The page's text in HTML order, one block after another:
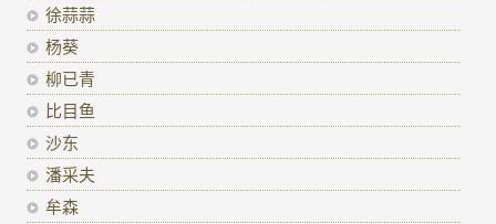
徐蒜蒜
杨葵
柳已青
比目鱼
沙东
潘采夫
牟森